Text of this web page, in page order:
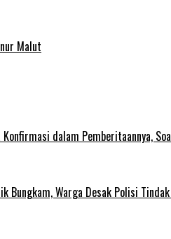
Malut
dalam Pemberitaannya,
Bungkam, Warga Desak Polisi